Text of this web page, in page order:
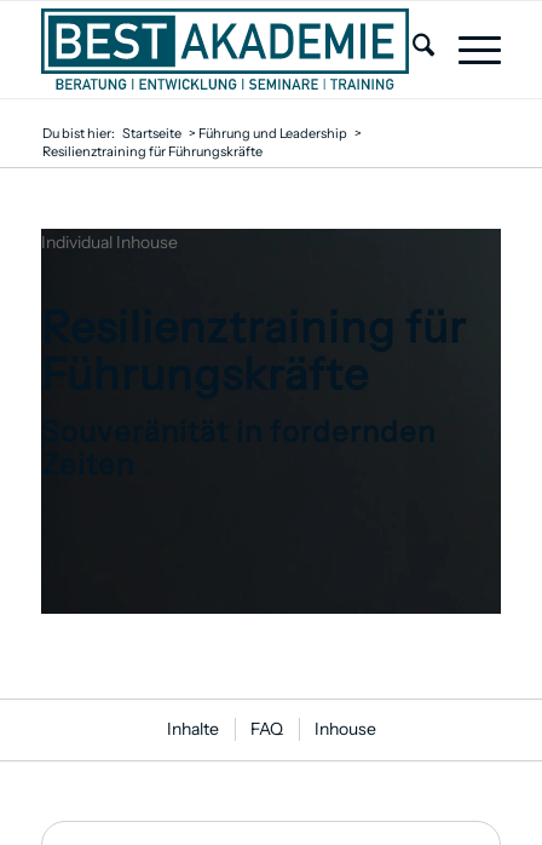
Du bist hier: Startseite > Führung und Leadership >
Resilienztraining für Führungskräfte
Individual Inhouse
Resilienztraining für
Führungskräfte
Souveränität in fordernden
Inhalte FAQ Inhouse